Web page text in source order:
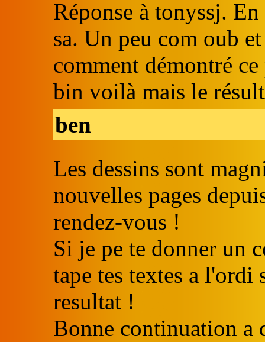
Réponse à tonyssj.
sa. Un peu com oub
comment démontré
bin voilà mais le
ben
Les dessins sont
nouvelles pages
rendez-vous !
Si je pe te donner un
tape tes textes a
resultat !
Bonne continuation a